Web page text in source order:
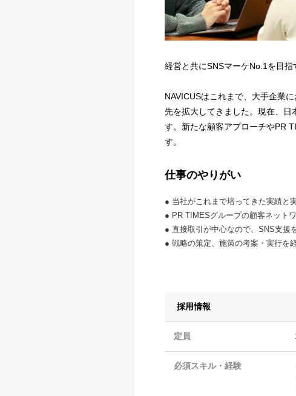
経営と共にSNSマーケNo.1を目
NAVICUSはこれまで、大手企業
先を拡大してきました。現在、
す。新たな顧客アプローチやPR
す。
仕事のやりがい
● 当社がこれまで培ってきた実績と
● PR TIMESグループの顧客ネット
● 直接取引が中心なので、SNS支援
● 戦略の策定、施策の考案・実行を
採用情報
定員
必須スキル・経験